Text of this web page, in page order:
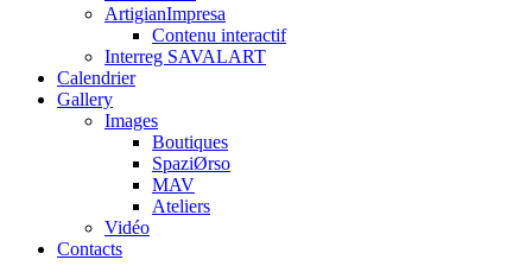
ArtigianImpresa
Contenu interactif
Interreg SAVALART
Calendrier
Gallery
Images
Boutiques
SpaziØrso
MAV
Ateliers
Vidéo
Contacts